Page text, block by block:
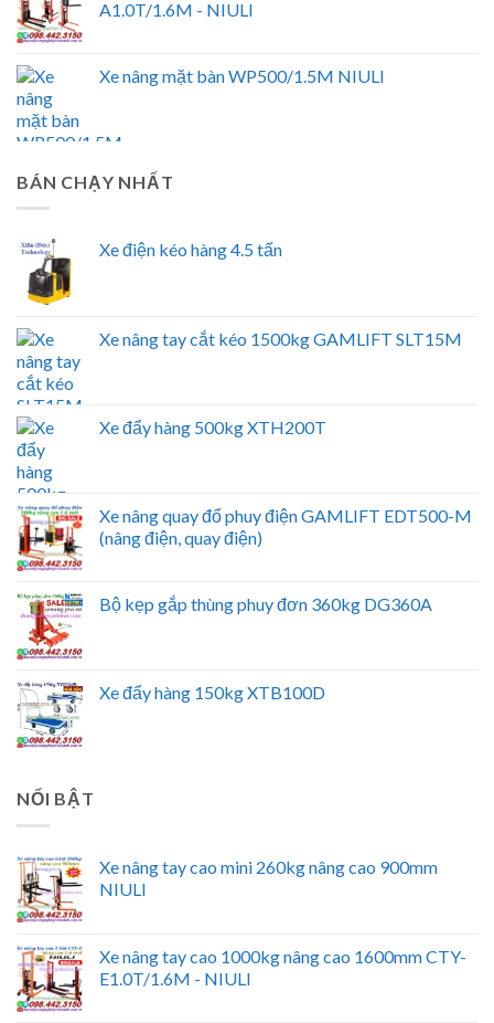
A1.0T/1.6M - NIULI
Xe nâng mặt bàn WP500/1.5M NIULI
BÁN CHẠY NHẤT
Xe điện kéo hàng 4.5 tấn
Xe nâng tay cắt kéo 1500kg GAMLIFT SLT15M
Xe đẩy hàng 500kg XTH200T
Xe nâng quay đổ phuy điện GAMLIFT EDT500-M
(nâng điện, quay điện)
Bộ kẹp gắp thùng phuy đơn 360kg DG360A
Xe đẩy hàng 150kg XTB100D
NỔI BẬT
Xe nâng tay cao mini 260kg nâng cao 900mm
NIULI
Xe nâng tay cao 1000kg nâng cao 1600mm CTY-
E1.0T/1.6M - NIULI